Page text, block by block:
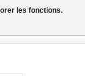
les fonctions.